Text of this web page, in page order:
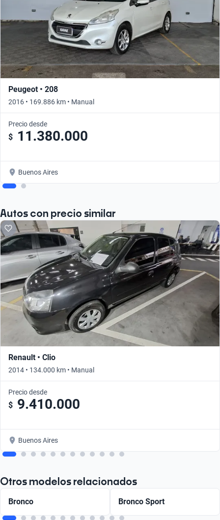
Peugeot • 208
2016 • 169.886 km • Manual
Precio desde
$ 11.380.000
Buenos Aires
Autos con precio similar
Renault • Clio
2014 • 134.000 km • Manual
Precio desde
$ 9.410.000
Buenos Aires
Otros modelos relacionados
Bronco Bronco Sport